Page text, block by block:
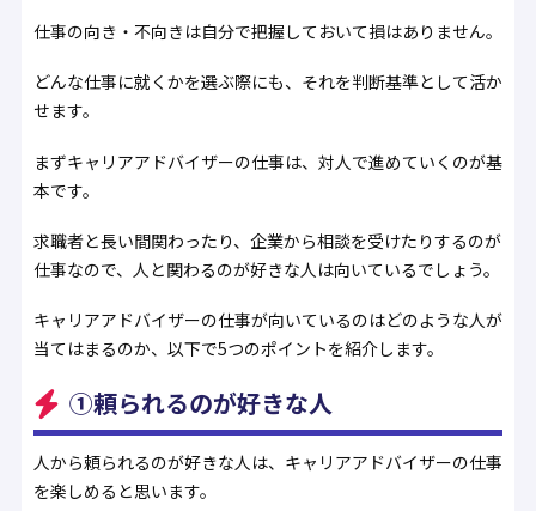
仕事の向き・不向きは自分で把握しておいて損はありません。
どんな仕事に就くかを選ぶ際にも、それを判断基準として活か
せます。
まずキャリアアドバイザーの仕事は、対人で進めていくのが基
本です。
求職者と長い間関わったり、企業から相談を受けたりするのが
仕事なので、人と関わるのが好きな人は向いているでしょう。
キャリアアドバイザーの仕事が向いているのはどのような人が
当てはまるのか、以下で5つのポイントを紹介します。
①頼られるのが好きな人
人から頼られるのが好きな人は、キャリアアドバイザーの仕事
を楽しめると思います。